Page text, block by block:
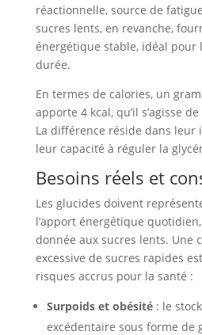
réactionnelle, source de
sucres lents, en revanche,
énergétique stable, idéal pour
durée.
En termes de calories, un
apporte 4 kcal, qu’il s’agisse
La différence réside dans leur
leur capacité à réguler la
Besoins réels et
Les glucides doivent
l’apport énergétique
donnée aux sucres lents. Une
excessive de sucres rapides
risques accrus pour la santé :
Surpoids et obésité: le
excédentaire sous forme de